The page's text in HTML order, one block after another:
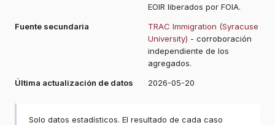
EOIR liberados por FOIA.
Fuente secundaria
TRAC Immigration (Syracuse
University) - corroboración
independiente de los
agregados.
Última actualización de datos
2026-05-20
Solo datos estadísticos. El resultado de cada caso